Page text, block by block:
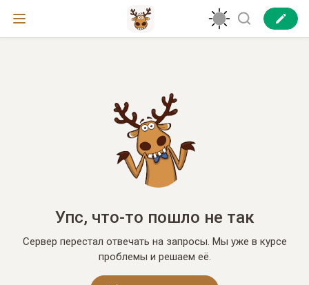
Упс, что-то пошло не так
Сервер перестал отвечать на запросы. Мы уже в курсе
проблемы и решаем её.